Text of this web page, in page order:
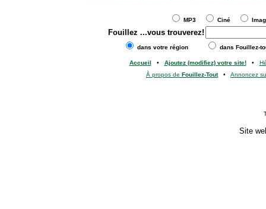
MP3 Ciné
Fouillez ...vous trouverez!
dans votre région dans Fouillez-
Accueil • Ajoutez (modifiez) votre site!•
À propos de Fouillez-Tout• Annoncez
Site